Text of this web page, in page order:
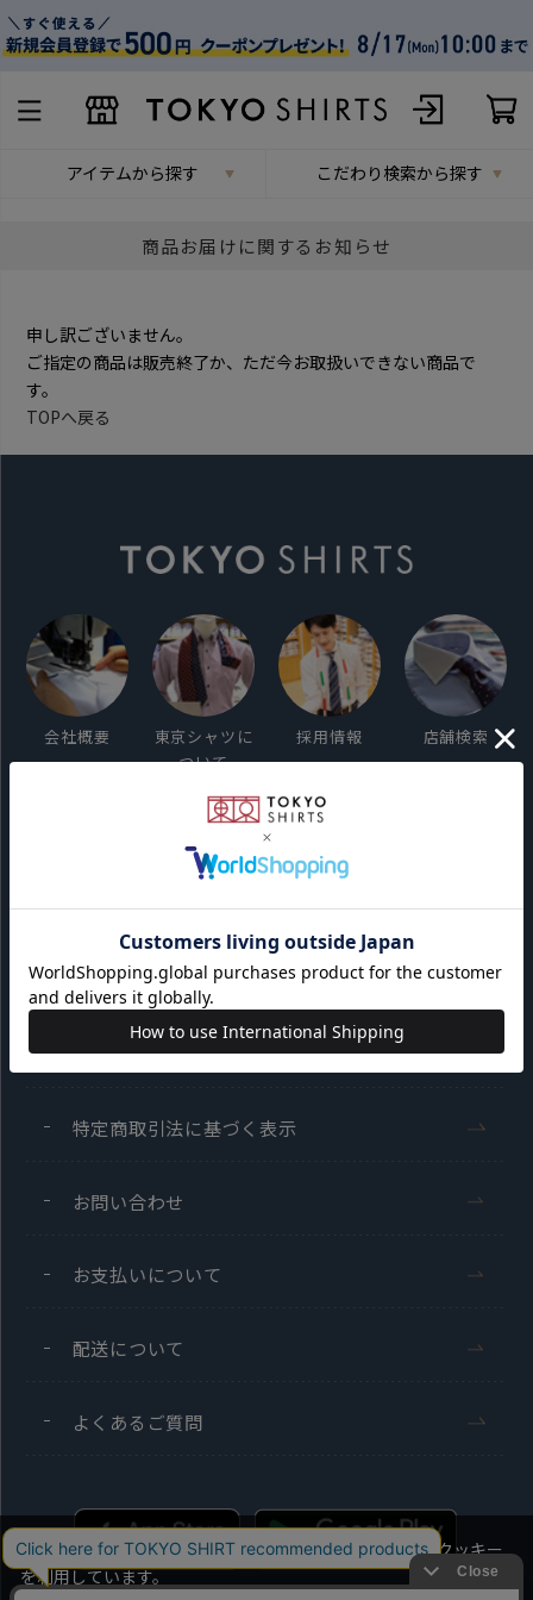
アイテムから探す こだわり検索から探す
商品お届けに関するお知らせ
申し訳ございません。
ご指定の商品は販売終了か、ただ今お取扱いできない商品で
す。
TOPへ戻る
会社概要
東京シャツに
ついて
採用情報 店舗検索
サイト利用規約
会員利用規約
プライバシーポリシー
特定商取引法に基づく表示
お問い合わせ
お支払いについて
配送について
よくあるご質問
当社のウェブサイトでは、お客様の利便性向上のためにクッキー
を利用しています。